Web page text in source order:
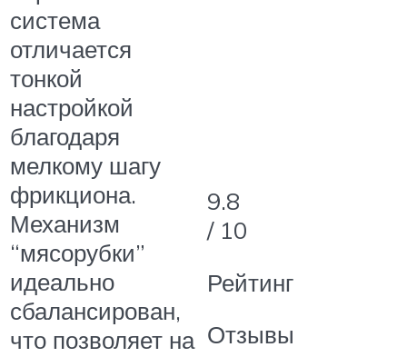
система
отличается
тонкой
настройкой
благодаря
мелкому шагу
фрикциона.
Механизм
“мясорубки”
идеально
сбалансирован,
что позволяет на
9.8
/ 10
Рейтинг
Отзывы